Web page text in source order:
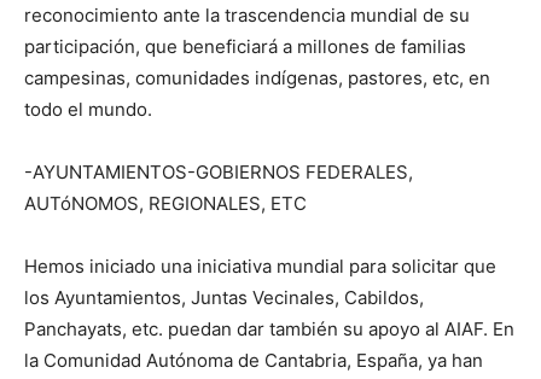
reconocimiento ante la trascendencia mundial de su
participación, que beneficiará a millones de familias
campesinas, comunidades indígenas, pastores, etc, en
todo el mundo.
-AYUNTAMIENTOS-GOBIERNOS FEDERALES,
AUTóNOMOS, REGIONALES, ETC
Hemos iniciado una iniciativa mundial para solicitar que
los Ayuntamientos, Juntas Vecinales, Cabildos,
Panchayats, etc. puedan dar también su apoyo al AIAF. En
la Comunidad Autónoma de Cantabria, España, ya han